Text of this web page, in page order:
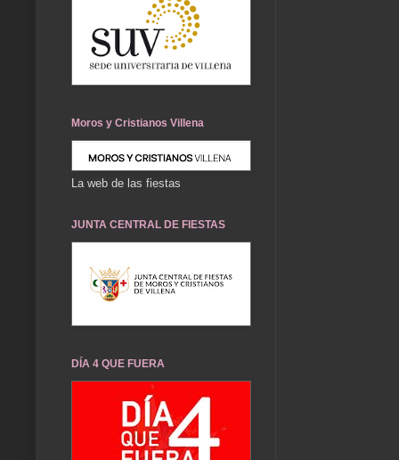
Moros y Cristianos Villena
La web de las fiestas
JUNTA CENTRAL DE FIESTAS
DÍA 4 QUE FUERA